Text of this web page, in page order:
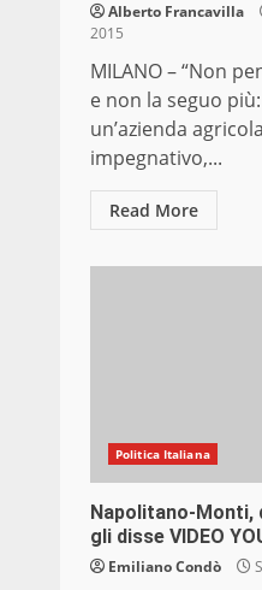
Alberto Francavilla
2015
MILANO – “Non
e non la seguo
un’azienda
impegnativo,...
Read More
Politica Italiana
Napolitano-Monti,
gli disse VIDEO
Emiliano Condò